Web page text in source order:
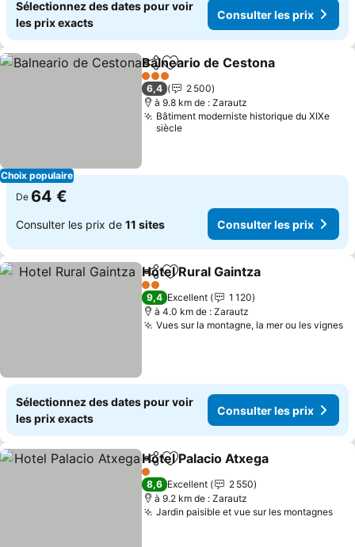
Sélectionnez des dates pour voir
les prix exacts
Consulter les prix
Choix populaire
PartagerAjouter à mes favoris
Balneario de Cestona
3 Étoiles
6,4
2 500
à 9.8 km de : Zarautz
Bâtiment moderniste historique du XIXe
siècle
De 64 €
Consulter les prix de 11 sites Consulter les prix
PartagerAjouter à mes favoris
Hotel Rural Gaintza
2 Étoiles
9,4 Excellent
1 120
à 4.0 km de : Zarautz
Vues sur la montagne, la mer ou les vignes
Sélectionnez des dates pour voir
les prix exacts
Consulter les prix
PartagerAjouter à mes favoris
Hotel Palacio Atxega
1 Étoiles
8,6 Excellent
2 550
à 9.2 km de : Zarautz
Jardin paisible et vue sur les montagnes